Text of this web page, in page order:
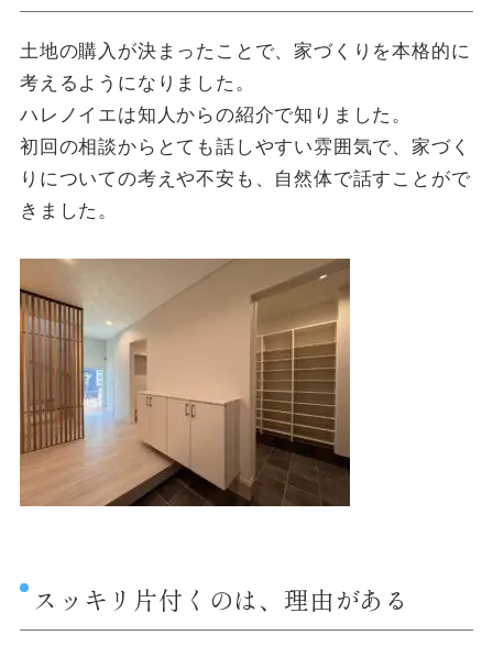
土地の購入が決まったことで、家づくりを本格的に
考えるようになりました。
ハレノイエは知人からの紹介で知りました。
初回の相談からとても話しやすい雰囲気で、家づく
りについての考えや不安も、自然体で話すことがで
きました。
スッキリ片付くのは、理由がある